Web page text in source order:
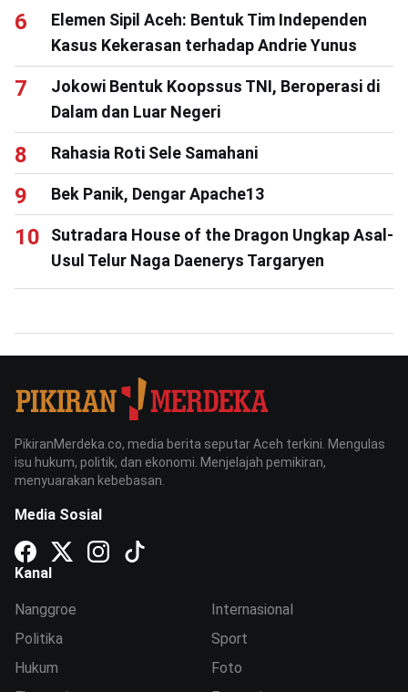
Elemen Sipil Aceh: Bentuk Tim Independen
Kasus Kekerasan terhadap Andrie Yunus
Jokowi Bentuk Koopssus TNI, Beroperasi di
Dalam dan Luar Negeri
Rahasia Roti Sele Samahani
Bek Panik, Dengar Apache13
Sutradara House of the Dragon Ungkap Asal-
Usul Telur Naga Daenerys Targaryen
PikiranMerdeka.co, media berita seputar Aceh terkini. Mengulas
isu hukum, politik, dan ekonomi. Menjelajah pemikiran,
menyuarakan kebebasan.
Media Sosial
Kanal
Nanggroe
Politika
Hukum
Internasional
Sport
Foto